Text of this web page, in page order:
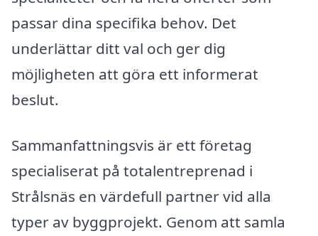
passar dina specifika behov. Det
underlättar ditt val och ger dig
möjligheten att göra ett informerat
beslut.
Sammanfattningsvis är ett företag
specialiserat på totalentreprenad i
Strålsnäs en värdefull partner vid alla
typer av byggprojekt. Genom att samla